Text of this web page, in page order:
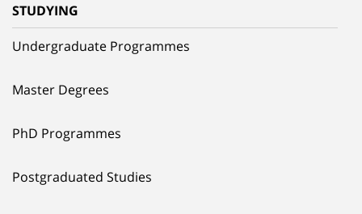
STUDYING
Undergraduate Programmes
Master Degrees
PhD Programmes
Postgraduated Studies